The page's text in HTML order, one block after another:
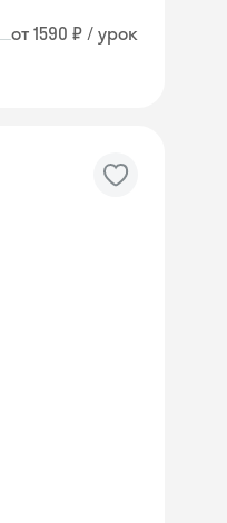
от 1590 ₽ / урок